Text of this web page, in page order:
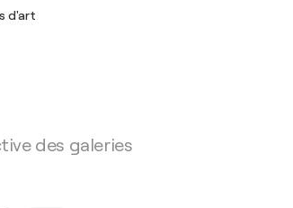
d'art
des galeries